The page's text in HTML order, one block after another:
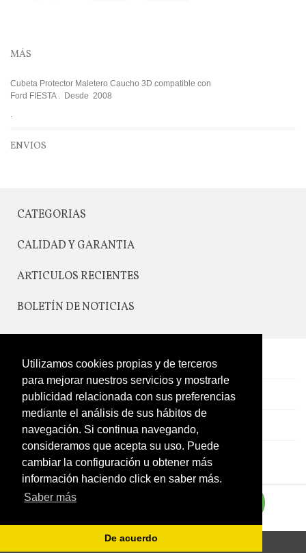
Utilizamos cookies propias y de terceros
para mejorar nuestros servicios y mostrarle
publicidad relacionada con sus preferencias
mediante el análisis de sus hábitos de
navegación. Si continua navegando,
consideramos que acepta su uso. Puede
cambiar la configuración u obtener más
información haciendo click en saber más.
Saber más
De acuerdo
MÁS
Cubeta Protector Maletero Caucho 3D compatible con
Ford FIESTA . Desde 2008
.
ENVIOS
CATEGORIAS
CALIDAD Y GARANTIA
ARTICULOS RECIENTES
BOLETÍN DE NOTICIAS
CONTACTO
LEGAL
CATÁLOGO
MI CUENTA